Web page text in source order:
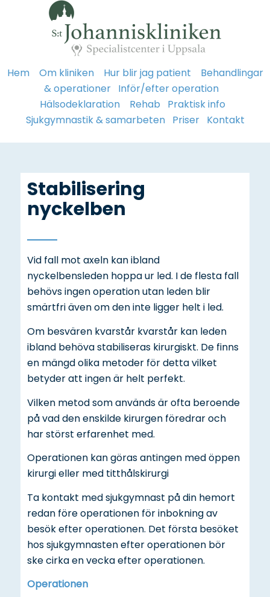
Hem Om kliniken Hur blir jag patient
Behandlingar
& operationer Inför/efter operation
Hälsodeklaration
Rehab
Praktisk info
Sjukgymnastik & samarbeten Priser Kontakt
Stabilisering
nyckelben
Vid fall mot axeln kan ibland
nyckelbensleden hoppa ur led. I de flesta fall
behövs ingen operation utan leden blir
smärtfri även om den inte ligger helt i led.
Om besvären kvarstår kvarstår kan leden
ibland behöva stabiliseras kirurgiskt. De finns
en mängd olika metoder för detta vilket
betyder att ingen är helt perfekt.
Vilken metod som används är ofta beroende
på vad den enskilde kirurgen föredrar och
har störst erfarenhet med.
Operationen kan göras antingen med öppen
kirurgi eller med titthålskirurgi
Ta kontakt med sjukgymnast på din hemort
redan före operationen för inbokning av
besök efter operationen. Det första besöket
hos sjukgymnasten efter operationen bör
ske cirka en vecka efter operationen.
Operationen